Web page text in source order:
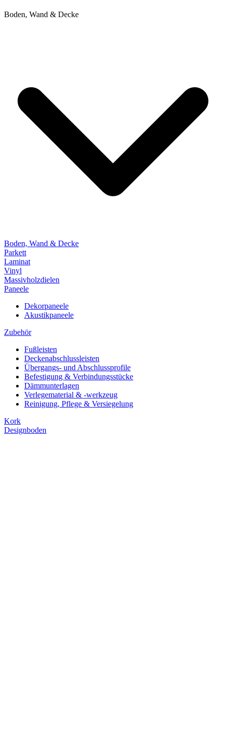
Boden, Wand & Decke
Boden, Wand & Decke
Parkett
Laminat
Vinyl
Massivholzdielen
Paneele
Dekorpaneele
Akustikpaneele
Zubehör
Fußleisten
Deckenabschlussleisten
Übergangs- und Abschlussprofile
Befestigung & Verbindungsstücke
Dämmunterlagen
Verlegematerial & -werkzeug
Reinigung, Pflege & Versiegelung
Kork
Designboden